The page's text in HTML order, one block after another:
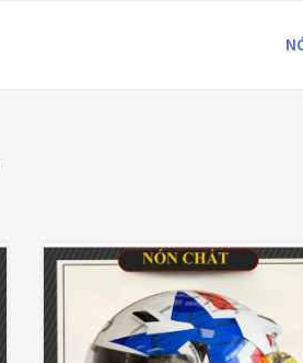
Giá: 1,050,000₫—1,990,000₫